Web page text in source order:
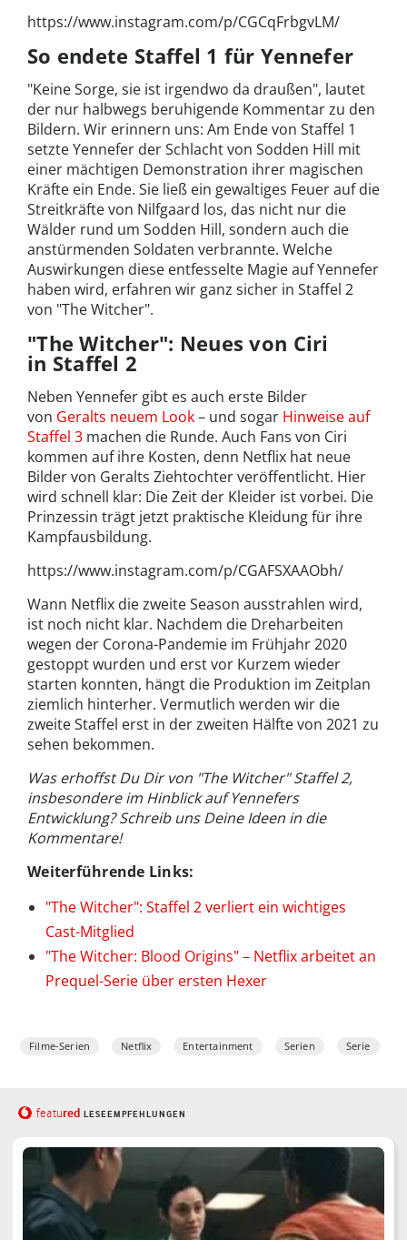
https://www.instagram.com/p/CGCqFrbgvLM/
So endete Staffel 1 für Yennefer
"Keine Sorge, sie ist irgendwo da draußen", lautet
der nur halbwegs beruhigende Kommentar zu den
Bildern. Wir erinnern uns: Am Ende von Staffel 1
setzte Yennefer der Schlacht von Sodden Hill mit
einer mächtigen Demonstration ihrer magischen
Kräfte ein Ende. Sie ließ ein gewaltiges Feuer auf die
Streitkräfte von Nilfgaard los, das nicht nur die
Wälder rund um Sodden Hill, sondern auch die
anstürmenden Soldaten verbrannte. Welche
Auswirkungen diese entfesselte Magie auf Yennefer
haben wird, erfahren wir ganz sicher in Staffel 2
von "The Witcher".
"The Witcher": Neues von Ciri
in Staffel 2
Neben Yennefer gibt es auch erste Bilder
von Geralts neuem Look– und sogar Hinweise auf
Staffel 3 machen die Runde. Auch Fans von Ciri
kommen auf ihre Kosten, denn Netflix hat neue
Bilder von Geralts Ziehtochter veröffentlicht. Hier
wird schnell klar: Die Zeit der Kleider ist vorbei. Die
Prinzessin trägt jetzt praktische Kleidung für ihre
Kampfausbildung.
https://www.instagram.com/p/CGAFSXAAObh/
Wann Netflix die zweite Season ausstrahlen wird,
ist noch nicht klar. Nachdem die Dreharbeiten
wegen der Corona-Pandemie im Frühjahr 2020
gestoppt wurden und erst vor Kurzem wieder
starten konnten, hängt die Produktion im Zeitplan
ziemlich hinterher. Vermutlich werden wir die
zweite Staffel erst in der zweiten Hälfte von 2021 zu
sehen bekommen.
Was erhoffst Du Dir von "The Witcher" Staffel 2,
insbesondere im Hinblick auf Yennefers
Entwicklung? Schreib uns Deine Ideen in die
Kommentare!
Weiterführende Links:
"The Witcher": Staffel 2 verliert ein wichtiges
Cast-Mitglied
"The Witcher: Blood Origins" – Netflix arbeitet an
Prequel-Serie über ersten Hexer
Filme-Serien Netflix Entertainment Serien Serie
featured LESEEMPFEHLUNGEN